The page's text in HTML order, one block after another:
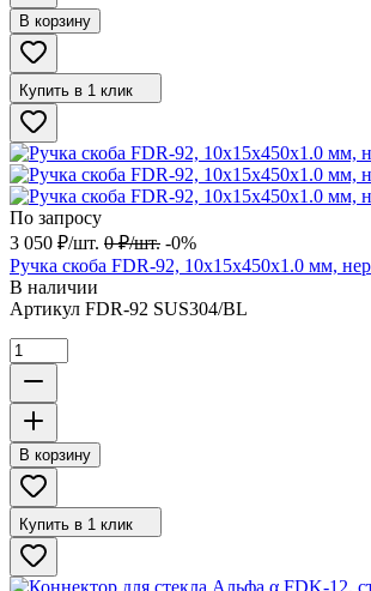
В корзину
Купить в 1 клик
По запросу
3 050 ₽/шт. 0 ₽/шт. -0%
Ручка скоба FDR-92, 10х15х450х1.0 мм,
В наличии
Артикул FDR-92 SUS304/BL
В корзину
Купить в 1 клик